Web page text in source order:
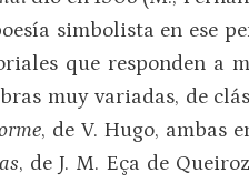
simbolista en ese
que responden a
muy variadas, de
, de V. Hugo, ambas
, de J. M. Eça de